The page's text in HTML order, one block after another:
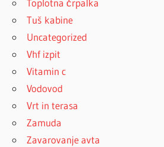
Toplotna črpalka
Tuš kabine
Uncategorized
Vhf izpit
Vitamin c
Vodovod
Vrt in terasa
Zamuda
Zavarovanje avta